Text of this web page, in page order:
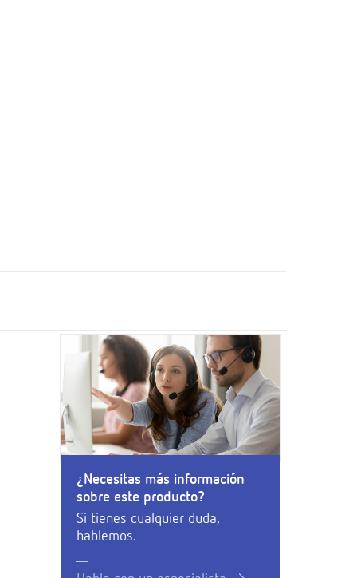
¿Necesitas más información
sobre este producto?
Si tienes cualquier duda,
hablemos.